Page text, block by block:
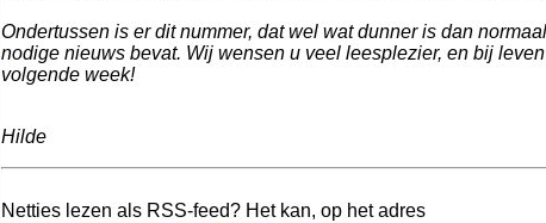
Ondertussen is er dit nummer, dat wel wat dunner is dan
nodige nieuws bevat. Wij wensen u veel leesplezier, en bij
volgende week!
Hilde
Netties lezen als RSS-feed? Het kan, op het adres